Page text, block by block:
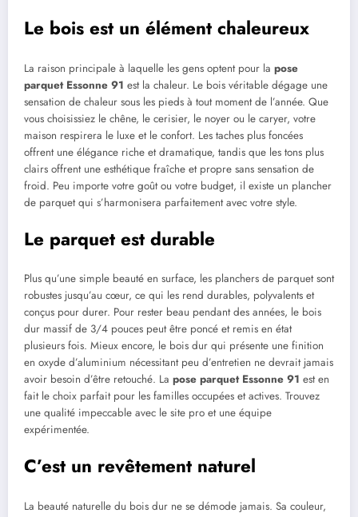
Le bois est un élément chaleureux
La raison principale à laquelle les gens optent pour la pose
parquet Essonne 91 est la chaleur. Le bois véritable dégage une
sensation de chaleur sous les pieds à tout moment de l’année. Que
vous choisissiez le chêne, le cerisier, le noyer ou le caryer, votre
maison respirera le luxe et le confort. Les taches plus foncées
offrent une élégance riche et dramatique, tandis que les tons plus
clairs offrent une esthétique fraîche et propre sans sensation de
froid. Peu importe votre goût ou votre budget, il existe un plancher
de parquet qui s’harmonisera parfaitement avec votre style.
Le parquet est durable
Plus qu’une simple beauté en surface, les planchers de parquet sont
robustes jusqu’au cœur, ce qui les rend durables, polyvalents et
conçus pour durer. Pour rester beau pendant des années, le bois
dur massif de 3/4 pouces peut être poncé et remis en état
plusieurs fois. Mieux encore, le bois dur qui présente une finition
en oxyde d’aluminium nécessitant peu d’entretien ne devrait jamais
avoir besoin d’être retouché. La pose parquet Essonne 91 est en
fait le choix parfait pour les familles occupées et actives. Trouvez
une qualité impeccable avec le site pro et une équipe
expérimentée.
C’est un revêtement naturel
La beauté naturelle du bois dur ne se démode jamais. Sa couleur,